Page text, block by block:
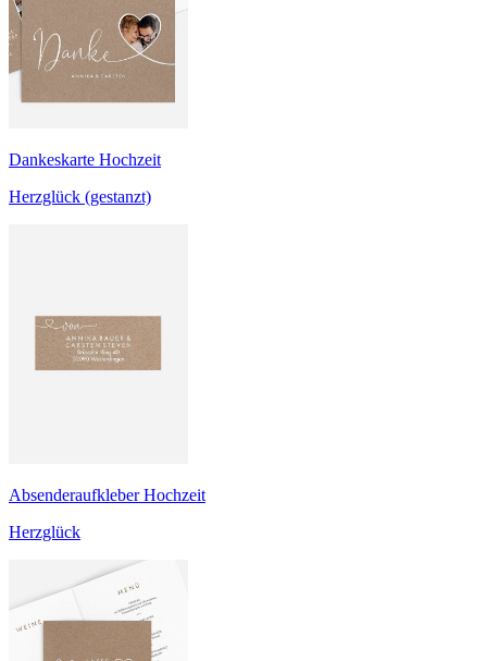
Dankeskarte Hochzeit
Herzglück (gestanzt)
Absenderaufkleber Hochzeit
Herzglück